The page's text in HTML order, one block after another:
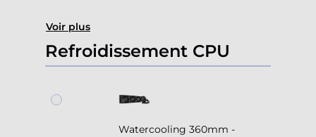
Voir plus
Refroidissement CPU
Watercooling 360mm -